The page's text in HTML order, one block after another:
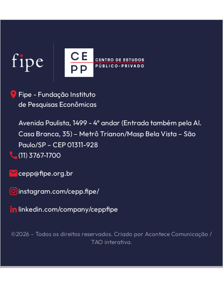
Fipe - Fundação Instituto
de Pesquisas Econômicas
Avenida Paulista, 1499 - 4º andar (Entrada também pela Al.
Casa Branca, 35) – Metrô Trianon/Masp Bela Vista – São
Paulo/SP – CEP 01311-928
(11) 3767-1700
cepp@fipe.org.br
instagram.com/cepp.fipe/
linkedin.com/company/ceppfipe
©2026 - Todos os direitos reservados. Criado por Acontece Comunicação /
TAO interativa.